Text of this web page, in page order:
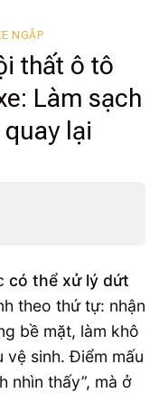
NGẬP
thất ô tô
Làm sạch
lại
có thể xử lý dứt
theo thứ tự: nhận
bề mặt, làm khô
vệ sinh. Điểm mấu
nhìn thấy”, mà ở